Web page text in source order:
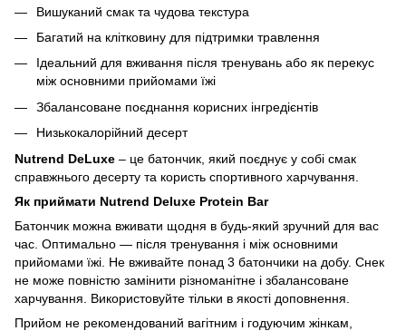
Вишуканий смак та чудова текстура
Багатий на клітковину для підтримки травлення
Ідеальний для вживання після тренувань або як перекус
між основними прийомами їжі
Збалансоване поєднання корисних інгредієнтів
Низькокалорійний десерт
Nutrend DeLuxe – це батончик, який поєднує у собі смак
справжнього десерту та користь спортивного харчування.
Як приймати Nutrend Deluxe Protein Bar
Батончик можна вживати щодня в будь-який зручний для вас
час. Оптимально — після тренування і між основними
прийомами їжі. Не вживайте понад 3 батончики на добу. Снек
не може повністю замінити різноманітне і збалансоване
харчування. Використовуйте тільки в якості доповнення.
Прийом не рекомендований вагітним і годуючим жінкам,